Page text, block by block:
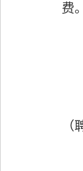
费
（